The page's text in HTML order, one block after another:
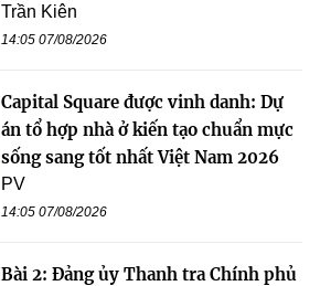
Trần Kiên
14:05 07/08/2026
Capital Square được vinh danh: Dự
án tổ hợp nhà ở kiến tạo chuẩn mực
sống sang tốt nhất Việt Nam 2026
PV
14:05 07/08/2026
Bài 2: Đảng ủy Thanh tra Chính phủ